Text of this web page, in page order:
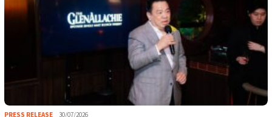
PRESS RELEASE 30/07/2026